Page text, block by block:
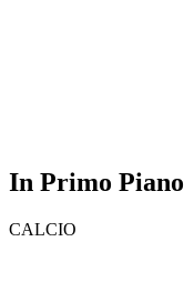
In Primo Piano
CALCIO